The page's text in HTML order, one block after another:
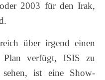
2003 für den Irak,
über irgend einen
Plan verfügt, ISIS zu
ist eine Show-